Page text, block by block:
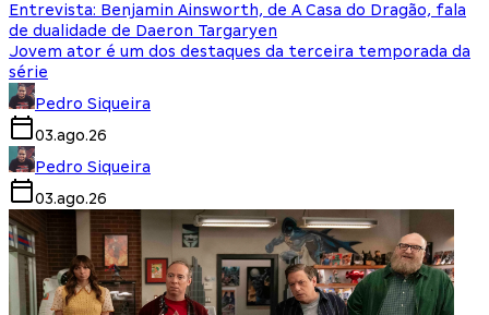
Entrevista: Benjamin Ainsworth, de A Casa do Dragão, fala
de dualidade de Daeron Targaryen
Jovem ator é um dos destaques da terceira temporada da
série
Pedro Siqueira
03.ago.26
Pedro Siqueira
03.ago.26